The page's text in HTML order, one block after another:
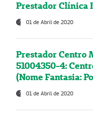
Prestador Clínica
01 de Abril de 2020
Prestador Centro
51004350-4:
(Nome Fantasia:
01 de Abril de 2020